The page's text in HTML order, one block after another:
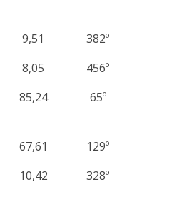
9,51
382º
8,05
456º
85,24 65º
67,61
129º
10,42 328º